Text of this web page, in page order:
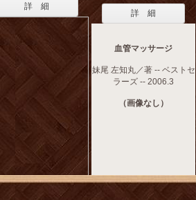
詳 細
詳 細
血管マッサージ
妹尾 左知丸／著 -- ベストセ
ラーズ -- 2006.3
（画像なし）